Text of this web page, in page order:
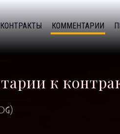
КОММЕНТАРИИ
к